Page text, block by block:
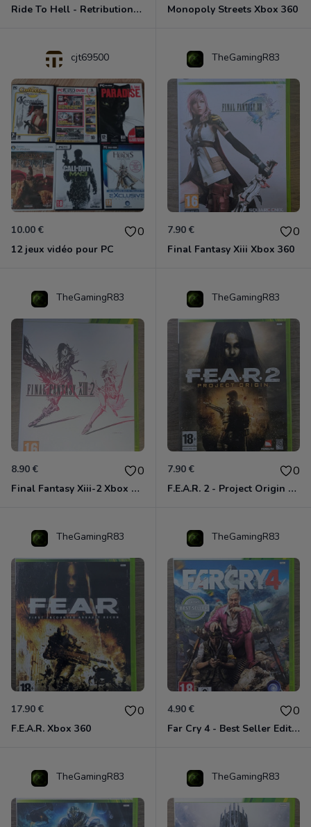
Ride To Hell - Retribution Xbox 360 Monopoly Streets Xbox 360
cjt69500
10.00 € 0
12 jeux vidéo pour PC
TheGamingR83
7.90 € 0
Final Fantasy Xiii Xbox 360
TheGamingR83
8.90 € 0
Final Fantasy Xiii-2 Xbox 360
TheGamingR83
7.90 € 0
F.E.A.R. 2 - Project Origin Xbox 360
TheGamingR83
17.90 € 0
F.E.A.R. Xbox 360
TheGamingR83
4.90 € 0
Far Cry 4 - Best Seller Edition Xbox 360
TheGamingR83 TheGamingR83